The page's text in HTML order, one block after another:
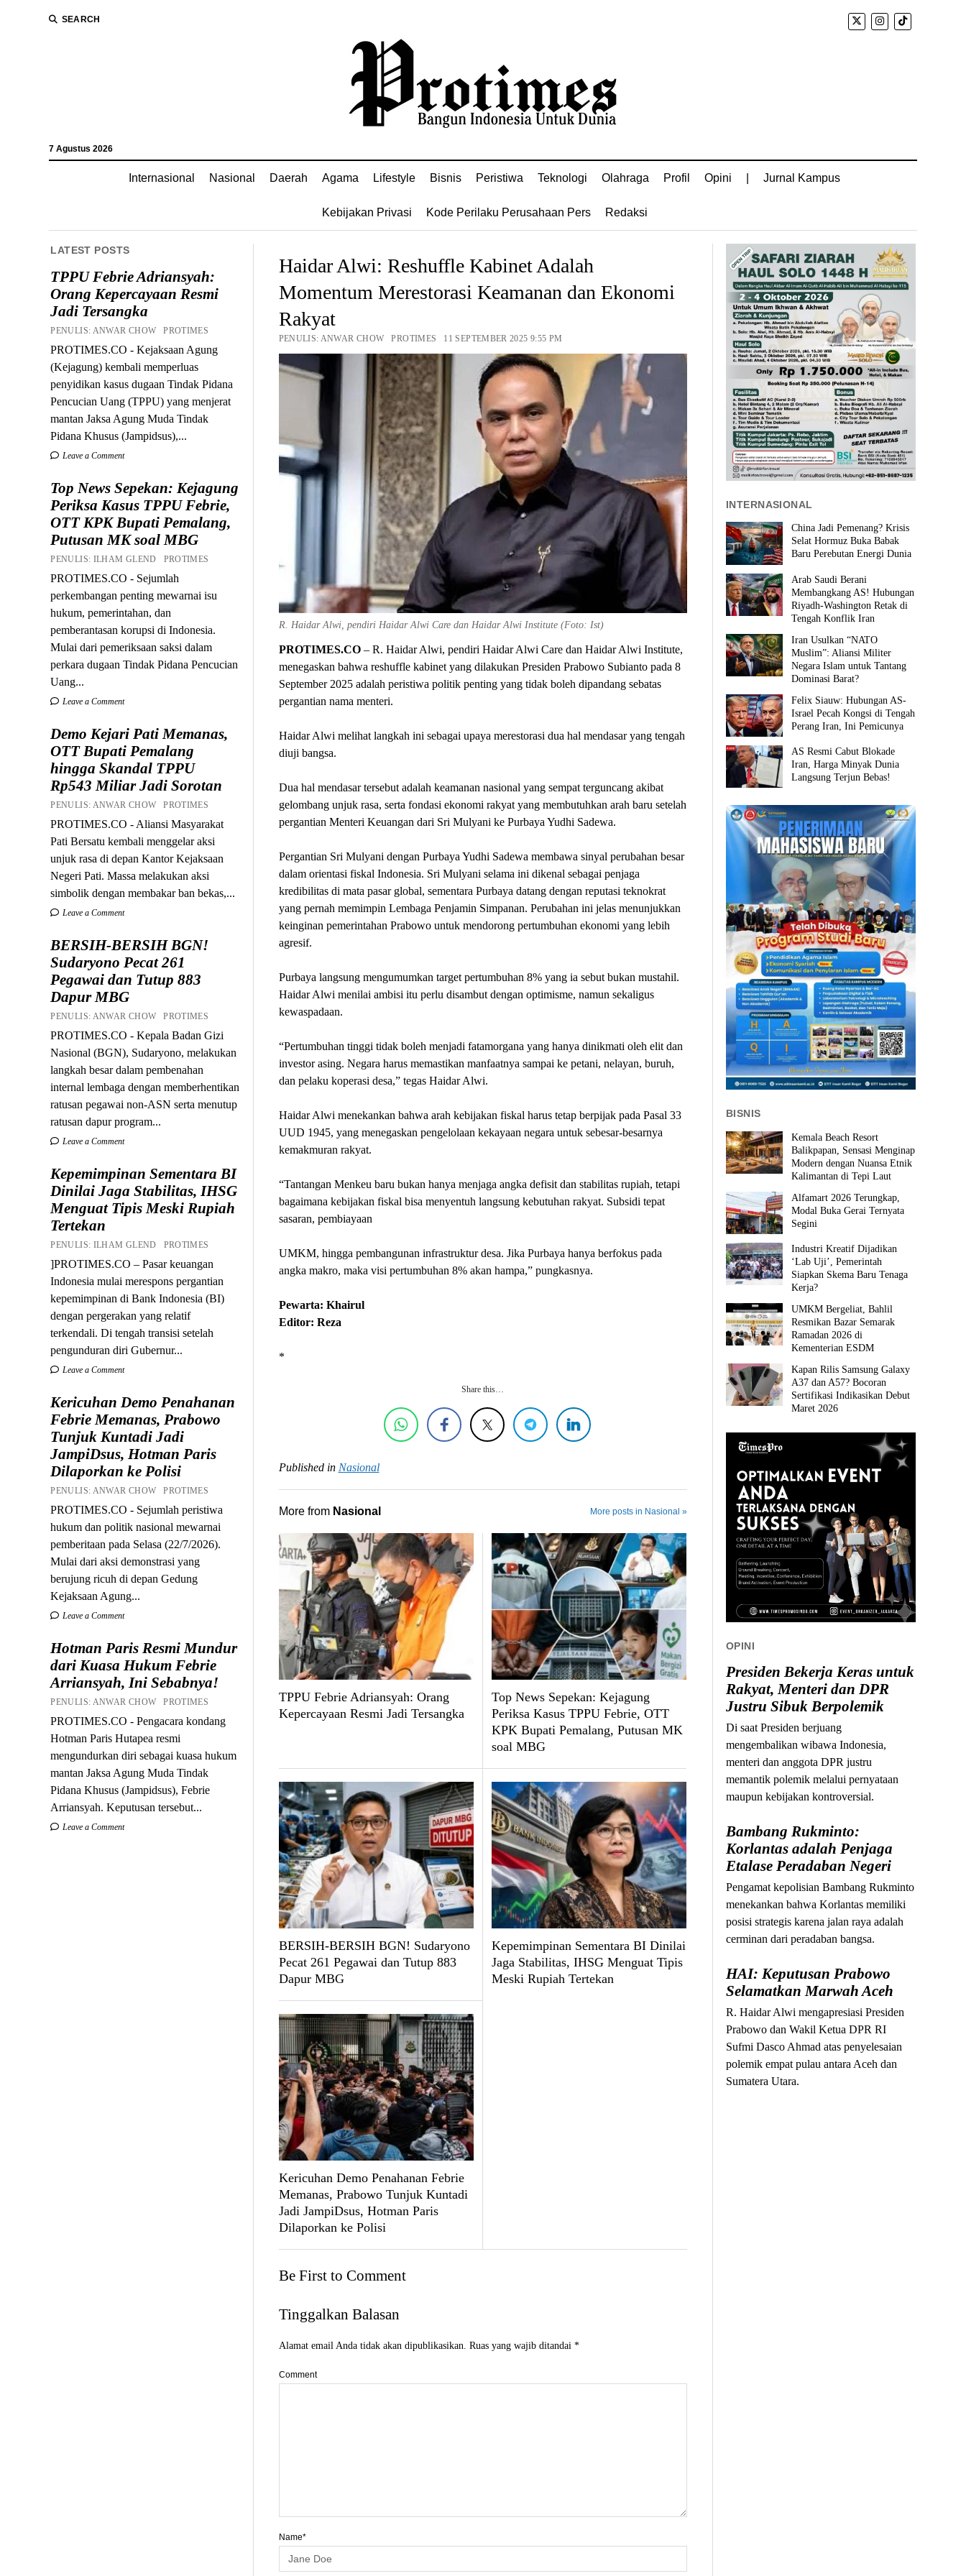
SEARCH
7 Agustus 2026
Internasional Nasional Daerah Agama Lifestyle Bisnis Peristiwa Teknologi Olahraga Profil Opini Jurnal Kampus
Kebijakan Privasi Kode Perilaku Perusahaan Pers Redaksi
LATEST POSTS
TPPU Febrie Adriansyah:
Orang Kepercayaan Resmi
Jadi Tersangka
PENULIS: ANWAR CHOW PROTIMES
PROTIMES.CO - Kejaksaan Agung
(Kejagung) kembali memperluas
penyidikan kasus dugaan Tindak Pidana
Pencucian Uang (TPPU) yang menjerat
mantan Jaksa Agung Muda Tindak
Pidana Khusus (Jampidsus),...
Leave a Comment
Top News Sepekan: Kejagung
Periksa Kasus TPPU Febrie,
OTT KPK Bupati Pemalang,
Putusan MK soal MBG
PENULIS: ILHAM GLEND PROTIMES
PROTIMES.CO - Sejumlah
perkembangan penting mewarnai isu
hukum, pemerintahan, dan
pemberantasan korupsi di Indonesia.
Mulai dari pemeriksaan saksi dalam
perkara dugaan Tindak Pidana Pencucian
Uang...
Leave a Comment
Demo Kejari Pati Memanas,
OTT Bupati Pemalang
hingga Skandal TPPU
Rp543 Miliar Jadi Sorotan
PENULIS: ANWAR CHOW PROTIMES
PROTIMES.CO - Aliansi Masyarakat
Pati Bersatu kembali menggelar aksi
unjuk rasa di depan Kantor Kejaksaan
Negeri Pati. Massa melakukan aksi
simbolik dengan membakar ban bekas,...
Leave a Comment
BERSIH-BERSIH BGN!
Sudaryono Pecat 261
Pegawai dan Tutup 883
Dapur MBG
PENULIS: ANWAR CHOW PROTIMES
PROTIMES.CO - Kepala Badan Gizi
Nasional (BGN), Sudaryono, melakukan
langkah besar dalam pembenahan
internal lembaga dengan memberhentikan
ratusan pegawai non-ASN serta menutup
ratusan dapur program...
Leave a Comment
Kepemimpinan Sementara BI
Dinilai Jaga Stabilitas, IHSG
Menguat Tipis Meski Rupiah
Tertekan
PENULIS: ILHAM GLEND PROTIMES
]PROTIMES.CO – Pasar keuangan
Indonesia mulai merespons pergantian
kepemimpinan di Bank Indonesia (BI)
dengan pergerakan yang relatif
terkendali. Di tengah transisi setelah
pengunduran diri Gubernur...
Leave a Comment
Kericuhan Demo Penahanan
Febrie Memanas, Prabowo
Tunjuk Kuntadi Jadi
JampiDsus, Hotman Paris
Dilaporkan ke Polisi
PENULIS: ANWAR CHOW PROTIMES
PROTIMES.CO - Sejumlah peristiwa
hukum dan politik nasional mewarnai
pemberitaan pada Selasa (22/7/2026).
Mulai dari aksi demonstrasi yang
berujung ricuh di depan Gedung
Kejaksaan Agung...
Leave a Comment
Hotman Paris Resmi Mundur
dari Kuasa Hukum Febrie
Arriansyah, Ini Sebabnya!
PENULIS: ANWAR CHOW PROTIMES
PROTIMES.CO - Pengacara kondang
Hotman Paris Hutapea resmi
mengundurkan diri sebagai kuasa hukum
mantan Jaksa Agung Muda Tindak
Pidana Khusus (Jampidsus), Febrie
Arriansyah. Keputusan tersebut...
Leave a Comment
Haidar Alwi: Reshuffle Kabinet Adalah
Momentum Merestorasi Keamanan dan Ekonomi
Rakyat
PENULIS: ANWAR CHOW PROTIMES 11 SEPTEMBER 2025 9:55 PM
R. Haidar Alwi, pendiri Haidar Alwi Care dan Haidar Alwi Institute (Foto: Ist)
PROTIMES.CO– R. Haidar Alwi, pendiri Haidar Alwi Care dan Haidar Alwi Institute,
menegaskan bahwa reshuffle kabinet yang dilakukan Presiden Prabowo Subianto pada 8
September 2025 adalah peristiwa politik penting yang tidak boleh dipandang sebatas
pergantian nama menteri.
Haidar Alwi melihat langkah ini sebagai upaya merestorasi dua hal mendasar yang tengah
diuji bangsa.
Dua hal mendasar tersebut adalah keamanan nasional yang sempat terguncang akibat
gelombang unjuk rasa, serta fondasi ekonomi rakyat yang membutuhkan arah baru setelah
pergantian Menteri Keuangan dari Sri Mulyani ke Purbaya Yudhi Sadewa.
Pergantian Sri Mulyani dengan Purbaya Yudhi Sadewa membawa sinyal perubahan besar
dalam orientasi fiskal Indonesia. Sri Mulyani selama ini dikenal sebagai penjaga
kredibilitas di mata pasar global, sementara Purbaya datang dengan reputasi teknokrat
yang pernah memimpin Lembaga Penjamin Simpanan. Perubahan ini jelas menunjukkan
keinginan pemerintahan Prabowo untuk mendorong pertumbuhan ekonomi yang lebih
agresif.
Purbaya langsung mengumumkan target pertumbuhan 8% yang ia sebut bukan mustahil.
Haidar Alwi menilai ambisi itu perlu disambut dengan optimisme, namun sekaligus
kewaspadaan.
“Pertumbuhan tinggi tidak boleh menjadi fatamorgana yang hanya dinikmati oleh elit dan
investor asing. Negara harus memastikan manfaatnya sampai ke petani, nelayan, buruh,
dan pelaku koperasi desa,” tegas Haidar Alwi.
Haidar Alwi menekankan bahwa arah kebijakan fiskal harus tetap berpijak pada Pasal 33
UUD 1945, yang menegaskan pengelolaan kekayaan negara untuk sebesar-besarnya
kemakmuran rakyat.
“Tantangan Menkeu baru bukan hanya menjaga angka defisit dan stabilitas rupiah, tetapi
bagaimana kebijakan fiskal bisa menyentuh langsung kebutuhan rakyat. Subsidi tepat
sasaran, pembiayaan
UMKM, hingga pembangunan infrastruktur desa. Jika Purbaya hanya berfokus pada
angka makro, maka visi pertumbuhan 8% akan hampa,” pungkasnya.
Pewarta: Khairul
Editor: Reza
*
Share this…
Published in Nasional
More from Nasional More posts in Nasional »
TPPU Febrie Adriansyah: Orang
Kepercayaan Resmi Jadi Tersangka
Top News Sepekan: Kejagung
Periksa Kasus TPPU Febrie, OTT
KPK Bupati Pemalang, Putusan MK
soal MBG
BERSIH-BERSIH BGN! Sudaryono
Pecat 261 Pegawai dan Tutup 883
Dapur MBG
Kepemimpinan Sementara BI Dinilai
Jaga Stabilitas, IHSG Menguat Tipis
Meski Rupiah Tertekan
Kericuhan Demo Penahanan Febrie
Memanas, Prabowo Tunjuk Kuntadi
Jadi JampiDsus, Hotman Paris
Dilaporkan ke Polisi
Be First to Comment
Tinggalkan Balasan
Alamat email Anda tidak akan dipublikasikan. Ruas yang wajib ditandai *
Comment
Name*
INTERNASIONAL
China Jadi Pemenang? Krisis
Selat Hormuz Buka Babak
Baru Perebutan Energi Dunia
Arab Saudi Berani
Membangkang AS! Hubungan
Riyadh-Washington Retak di
Tengah Konflik Iran
Iran Usulkan “NATO
Muslim”: Aliansi Militer
Negara Islam untuk Tantang
Dominasi Barat?
Felix Siauw: Hubungan AS-
Israel Pecah Kongsi di Tengah
Perang Iran, Ini Pemicunya
AS Resmi Cabut Blokade
Iran, Harga Minyak Dunia
Langsung Terjun Bebas!
BISNIS
Kemala Beach Resort
Balikpapan, Sensasi Menginap
Modern dengan Nuansa Etnik
Kalimantan di Tepi Laut
Alfamart 2026 Terungkap,
Modal Buka Gerai Ternyata
Segini
Industri Kreatif Dijadikan
‘Lab Uji’, Pemerintah
Siapkan Skema Baru Tenaga
Kerja?
UMKM Bergeliat, Bahlil
Resmikan Bazar Semarak
Ramadan 2026 di
Kementerian ESDM
Kapan Rilis Samsung Galaxy
A37 dan A57? Bocoran
Sertifikasi Indikasikan Debut
Maret 2026
OPINI
Presiden Bekerja Keras untuk
Rakyat, Menteri dan DPR
Justru Sibuk Berpolemik
Di saat Presiden berjuang
mengembalikan wibawa Indonesia,
menteri dan anggota DPR justru
memantik polemik melalui pernyataan
maupun kebijakan kontroversial.
Bambang Rukminto:
Korlantas adalah Penjaga
Etalase Peradaban Negeri
Pengamat kepolisian Bambang Rukminto
menekankan bahwa Korlantas memiliki
posisi strategis karena jalan raya adalah
cerminan dari peradaban bangsa.
HAI: Keputusan Prabowo
Selamatkan Marwah Aceh
R. Haidar Alwi mengapresiasi Presiden
Prabowo dan Wakil Ketua DPR RI
Sufmi Dasco Ahmad atas penyelesaian
polemik empat pulau antara Aceh dan
Sumatera Utara.